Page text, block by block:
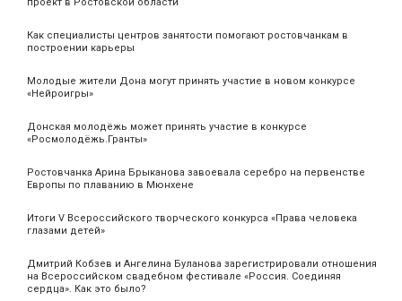
Как специалисты центров занятости помогают ростовчанкам в
построении карьеры
Молодые жители Дона могут принять участие в новом конкурсе
«Нейроигры»
Донская молодёжь может принять участие в конкурсе
«Росмолодёжь.Гранты»
Ростовчанка Арина Брыканова завоевала серебро на первенстве
Европы по плаванию в Мюнхене
Итоги V Всероссийского творческого конкурса «Права человека
глазами детей»
Дмитрий Кобзев и Ангелина Буланова зарегистрировали отношения
на Всероссийском свадебном фестивале «Россия. Соединяя
сердца». Как это было?